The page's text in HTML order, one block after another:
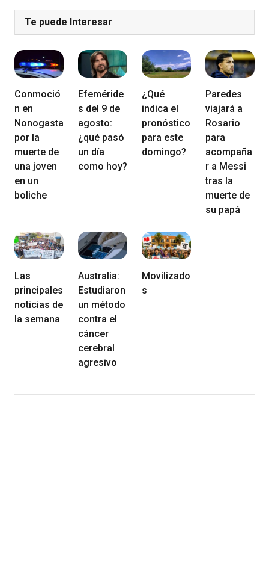
Te puede Interesar
Conmoció
n en
Nonogasta
por la
muerte de
una joven
en un
boliche
Efeméride
s del 9 de
agosto:
¿qué pasó
un día
como hoy?
¿Qué
indica el
pronóstico
para este
domingo?
Paredes
viajará a
Rosario
para
acompaña
r a Messi
tras la
muerte de
su papá
Las
principales
noticias de
la semana
Australia:
Estudiaron
un método
contra el
cáncer
cerebral
agresivo
Movilizado
s